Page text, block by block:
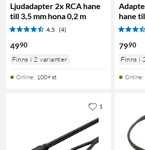
Ljudadapter 2x RCA hane
till 3,5 mm hona 0,2 m
4.5 (4)
4990
Finns i 2 varianter
Online: 100+ st
hane
7990
Finns i
Online:
1